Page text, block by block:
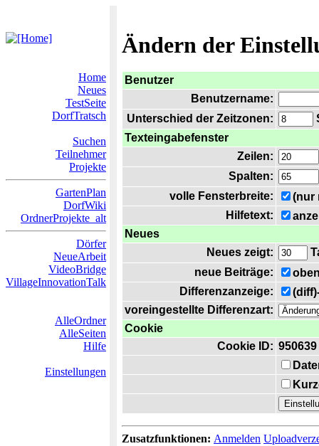
Ändern der
Home
Neues
TestSeite
DorfTratsch
Suchen
Teilnehmer
Projekte
GartenPlan
DorfWiki
OrdnerProjekte_alt
Dörfer
NeueArbeit
VideoBridge
VillageInnovationTalk
AlleOrdner
AlleSeiten
Hilfe
Einstellungen
Benutzer
Benutzername:
Unterschied der Zeitzonen:
Texteingabefenster
Zeilen:
Spalten:
volle Fensterbreite:
(nur
Hilfetext:
Neues
Neues zeigt:
neue Beiträge:
Differenzanzeige:
voreingestellte Differenzart:
Cookie
Cookie ID: 950639
Zusatzfunktionen: Anmelden